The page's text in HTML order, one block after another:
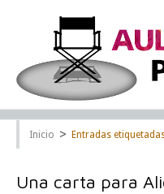
Inicio > Entradas
Una carta para